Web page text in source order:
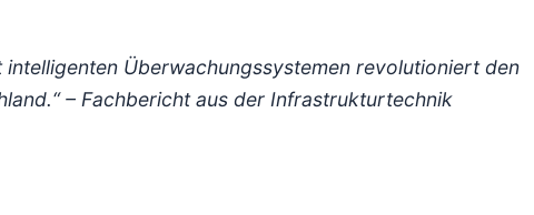
Überwachungssystemen revolutioniert den
– Fachbericht aus der Infrastrukturtechnik